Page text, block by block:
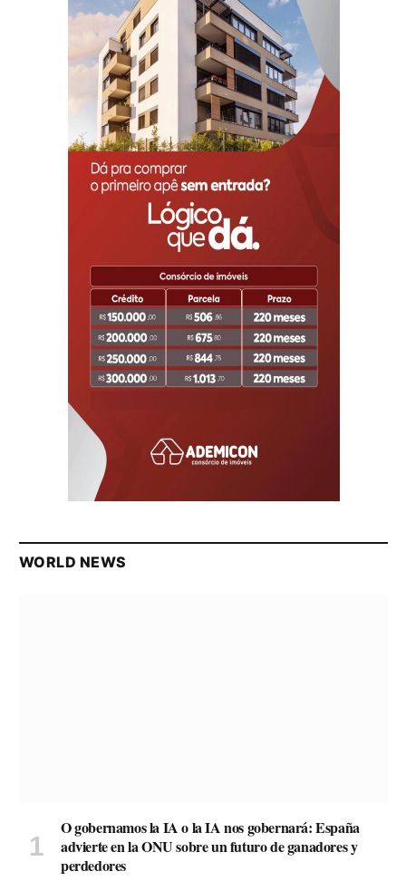
WORLD NEWS
O gobernamos la IA o la IA nos gobernará: España
advierte en la ONU sobre un futuro de ganadores y
perdedores